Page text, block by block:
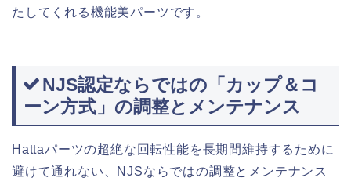
たしてくれる機能美パーツです。
NJS認定ならではの「カップ＆コ
ーン方式」の調整とメンテナンス
Hattaパーツの超絶な回転性能を長期間維持するために
避けて通れない、NJSならではの調整とメンテナンス